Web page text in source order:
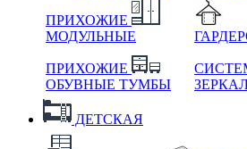
ПРИХОЖИЕ
МОДУЛЬНЫЕ
ПРИХОЖИЕ
ОБУВНЫЕ ТУМБЫ
ДЕТСКАЯ